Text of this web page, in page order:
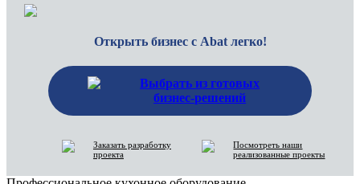
Открыть бизнес с Abat легко!
Выбрать из готовых
бизнес-решений
Заказать разработку
проекта
Посмотреть наши
реализованные проекты